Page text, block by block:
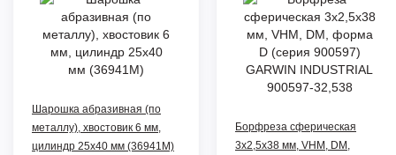
Шарошка абразивная (по
металлу), хвостовик 6 мм,
цилиндр 25х40 мм (36941М)
Борфреза сферическая
3x2,5x38 мм, VHM, DM,